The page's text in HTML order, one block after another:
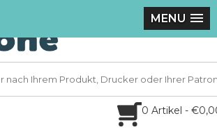
MENU
0 Artikel -